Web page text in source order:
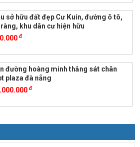
sở hữu đất đẹp Cư Kuin, đường ô tô,
khu dân cư hiện hữu
đ
đường hoàng minh thắng sát chân
plaza đà nẵng
đ